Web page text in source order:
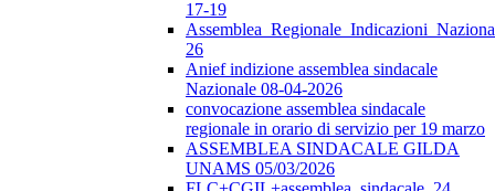
17-19
26
Anief indizione assemblea sindacale
Nazionale 08-04-2026
convocazione assemblea sindacale
regionale in orario di servizio per 19 marzo
ASSEMBLEA SINDACALE GILDA
UNAMS 05/03/2026